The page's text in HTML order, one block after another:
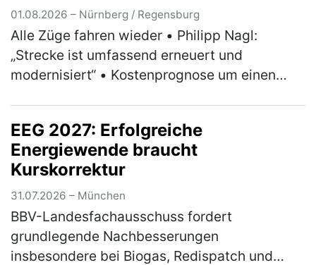
01.08.2026 – Nürnberg / Regensburg
Alle Züge fahren wieder • Philipp Nagl:
„Strecke ist umfassend erneuert und
modernisiert“ • Kostenprognose um einen
(mehr)
EEG 2027: Erfolgreiche
Energiewende braucht
Kurskorrektur
31.07.2026 – München
BBV-Landesfachausschuss fordert
grundlegende Nachbesserungen
insbesondere bei Biogas, Redispatch und